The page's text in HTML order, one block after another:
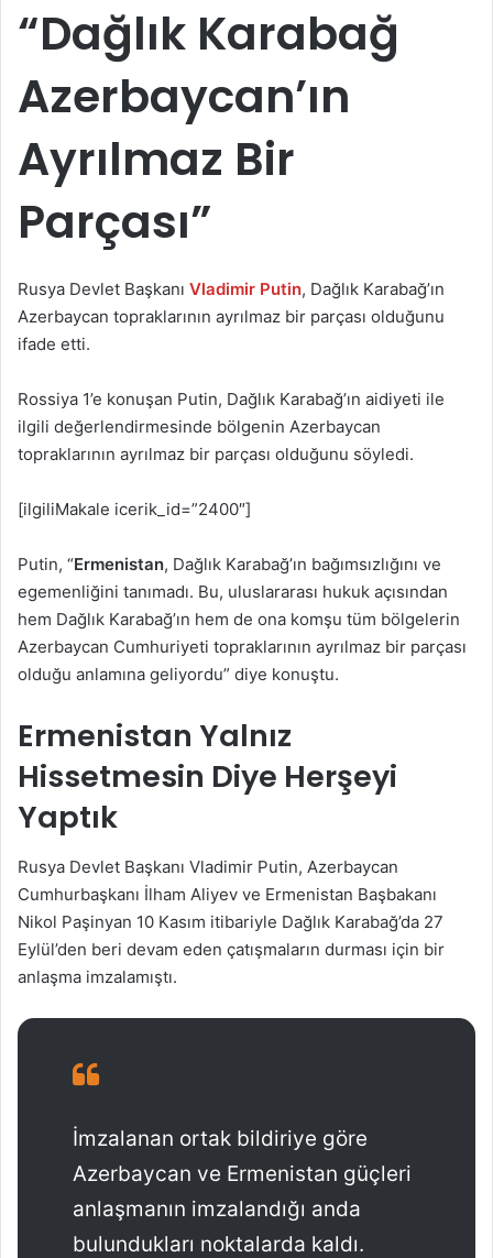
“Dağlık Karabağ
Azerbaycan’ın
Ayrılmaz Bir
Parçası”
Rusya Devlet Başkanı Vladimir Putin, Dağlık Karabağ’ın
Azerbaycan topraklarının ayrılmaz bir parçası olduğunu
ifade etti.
Rossiya 1’e konuşan Putin, Dağlık Karabağ’ın aidiyeti ile
ilgili değerlendirmesinde bölgenin Azerbaycan
topraklarının ayrılmaz bir parçası olduğunu söyledi.
[ilgiliMakale icerik_id=”2400″]
Putin, “Ermenistan, Dağlık Karabağ’ın bağımsızlığını ve
egemenliğini tanımadı. Bu, uluslararası hukuk açısından
hem Dağlık Karabağ’ın hem de ona komşu tüm bölgelerin
Azerbaycan Cumhuriyeti topraklarının ayrılmaz bir parçası
olduğu anlamına geliyordu” diye konuştu.
Ermenistan Yalnız
Hissetmesin Diye Herşeyi
Yaptık
Rusya Devlet Başkanı Vladimir Putin, Azerbaycan
Cumhurbaşkanı İlham Aliyev ve Ermenistan Başbakanı
Nikol Paşinyan 10 Kasım itibariyle Dağlık Karabağ’da 27
Eylül’den beri devam eden çatışmaların durması için bir
anlaşma imzalamıştı.
İmzalanan ortak bildiriye göre
Azerbaycan ve Ermenistan güçleri
anlaşmanın imzalandığı anda
bulundukları noktalarda kaldı.